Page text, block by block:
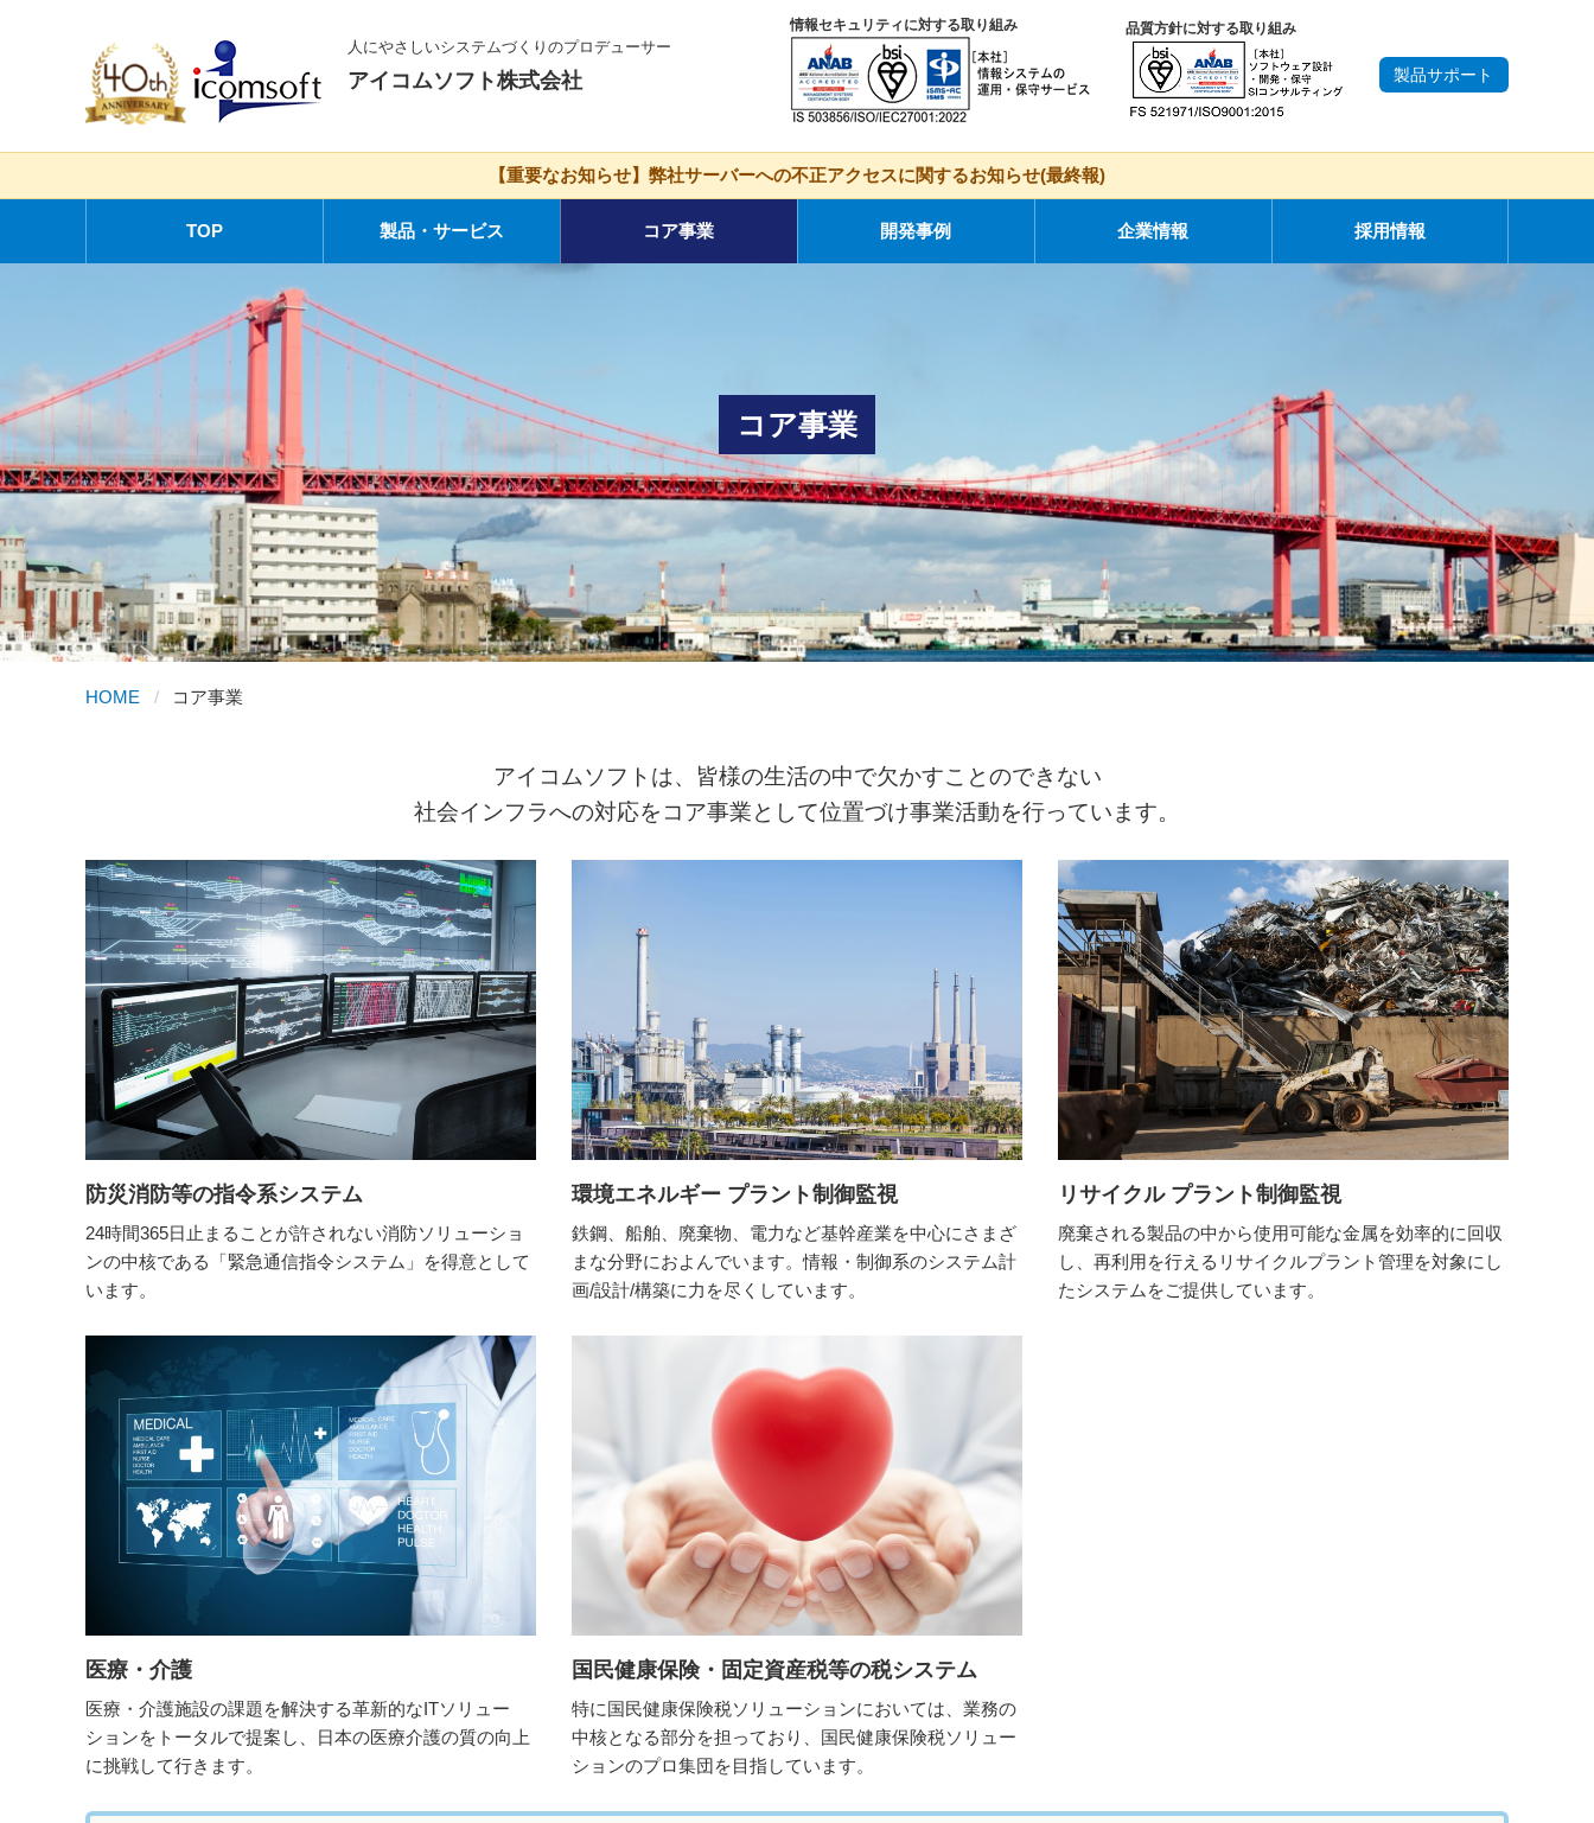
人にやさしいシステムづくりのプロデューサー
アイコムソフト株式会社
情報セキュリティに対する取り組み 品質方針に対する取り組み
製品サポート
【重要なお知らせ】弊社サーバーへの不正アクセスに関するお知らせ(最終報)
TOP 製品・サービス コア事業 開発事例 企業情報 採用情報
コア事業
HOME コア事業
アイコムソフトは、皆様の生活の中で欠かすことのできない
社会インフラへの対応をコア事業として位置づけ事業活動を行っています。
防災消防等の指令系システム
24時間365日止まることが許されない消防ソリューショ
ンの中核である「緊急通信指令システム」を得意として
います。
環境エネルギー プラント制御監視
鉄鋼、船舶、廃棄物、電力など基幹産業を中心にさまざ
まな分野におよんでいます。情報・制御系のシステム計
画/設計/構築に力を尽くしています。
リサイクル プラント制御監視
廃棄される製品の中から使用可能な金属を効率的に回収
し、再利用を行えるリサイクルプラント管理を対象にし
たシステムをご提供しています。
医療・介護
医療・介護施設の課題を解決する革新的なITソリュー
ションをトータルで提案し、日本の医療介護の質の向上
に挑戦して行きます。
国民健康保険・固定資産税等の税システム
特に国民健康保険税ソリューションにおいては、業務の
中核となる部分を担っており、国民健康保険税ソリュー
ションのプロ集団を目指しています。